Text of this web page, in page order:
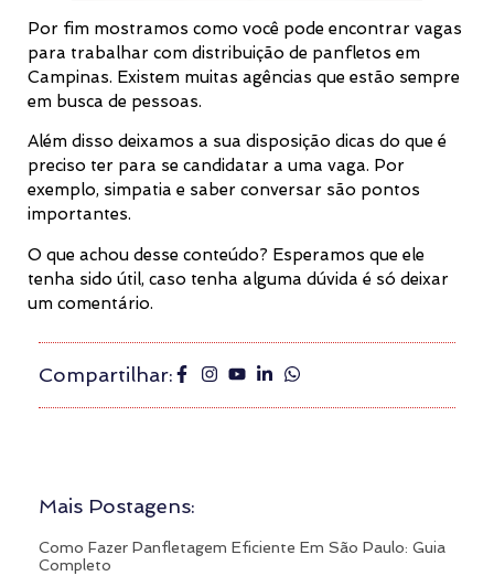
Por fim mostramos como você pode encontrar vagas
para trabalhar com distribuição de panfletos em
Campinas. Existem muitas agências que estão sempre
em busca de pessoas.
Além disso deixamos a sua disposição dicas do que é
preciso ter para se candidatar a uma vaga. Por
exemplo, simpatia e saber conversar são pontos
importantes.
O que achou desse conteúdo? Esperamos que ele
tenha sido útil, caso tenha alguma dúvida é só deixar
um comentário.
Compartilhar:
Mais Postagens:
Como Fazer Panfletagem Eficiente Em São Paulo: Guia
Completo